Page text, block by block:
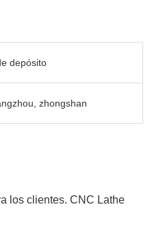
depósito
zhongshan
los clientes. CNC Lathe